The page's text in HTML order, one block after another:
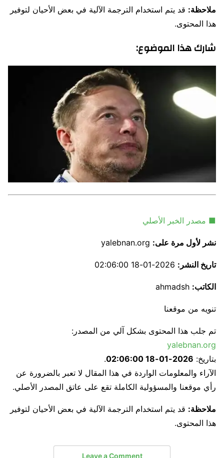
ملاحظة: قد يتم استخدام الترجمة الآلية في بعض الأحيان لتوفير
هذا المحتوى.
شارك هذا الموضوع:
■ مصدر الخبر الأصلي
نشر لأول مرة على: yalebnan.org
تاريخ النشر: 2026-01-18 02:06:00
الكاتب: ahmadsh
تنويه من موقعنا
تم جلب هذا المحتوى بشكل آلي من المصدر:
yalebnan.org
بتاريخ: 2026-01-18 02:06:00
.
الآراء والمعلومات الواردة في هذا المقال لا تعبر بالضرورة عن
رأي موقعنا والمسؤولية الكاملة تقع على عاتق المصدر الأصلي.
ملاحظة: قد يتم استخدام الترجمة الآلية في بعض الأحيان لتوفير
هذا المحتوى.
Leave a Comment